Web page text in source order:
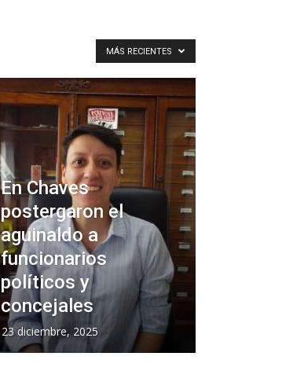
MÁS RECIENTES
En Chaves
postergaron el
aguinaldo a
funcionarios
políticos y
concejales
23 diciembre, 2025